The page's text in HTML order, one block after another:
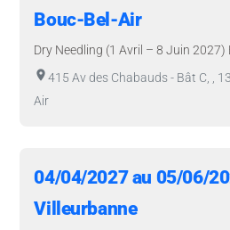
Bouc-Bel-Air
Dry Needling (1 Avril – 8 Juin 2027)
room 415 Av des Chabauds - Bât C, ,
Air
04/04/2027 au 05/06/
Villeurbanne